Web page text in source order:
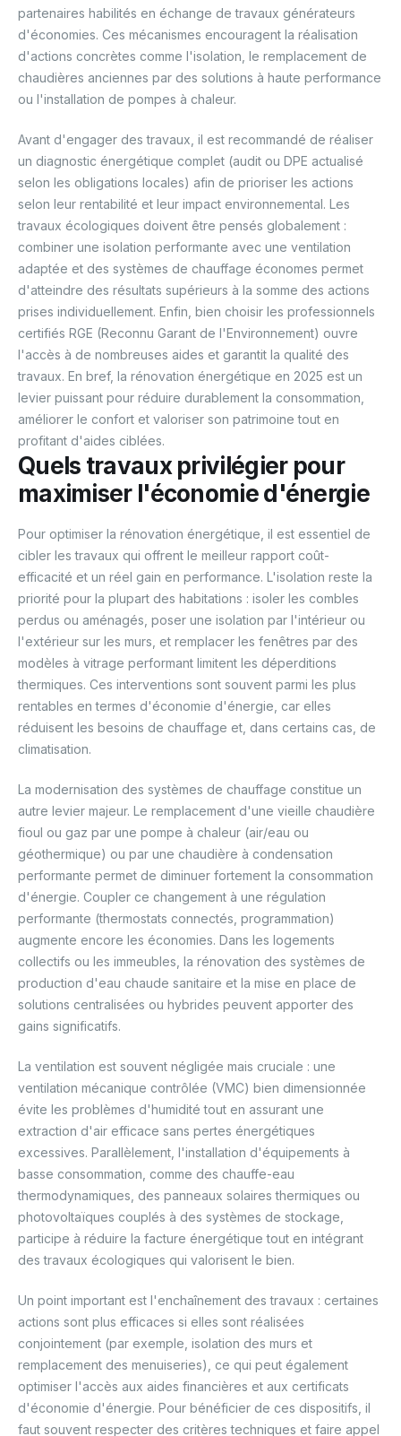
partenaires habilités en échange de travaux générateurs
d'économies. Ces mécanismes encouragent la réalisation
d'actions concrètes comme l'isolation, le remplacement de
chaudières anciennes par des solutions à haute performance
ou l'installation de pompes à chaleur.
Avant d'engager des travaux, il est recommandé de réaliser
un diagnostic énergétique complet (audit ou DPE actualisé
selon les obligations locales) afin de prioriser les actions
selon leur rentabilité et leur impact environnemental. Les
travaux écologiques doivent être pensés globalement :
combiner une isolation performante avec une ventilation
adaptée et des systèmes de chauffage économes permet
d'atteindre des résultats supérieurs à la somme des actions
prises individuellement. Enfin, bien choisir les professionnels
certifiés RGE (Reconnu Garant de l'Environnement) ouvre
l'accès à de nombreuses aides et garantit la qualité des
travaux. En bref, la rénovation énergétique en 2025 est un
levier puissant pour réduire durablement la consommation,
améliorer le confort et valoriser son patrimoine tout en
profitant d'aides ciblées.
Quels travaux privilégier pour
maximiser l'économie d'énergie
Pour optimiser la rénovation énergétique, il est essentiel de
cibler les travaux qui offrent le meilleur rapport coût-
efficacité et un réel gain en performance. L'isolation reste la
priorité pour la plupart des habitations : isoler les combles
perdus ou aménagés, poser une isolation par l'intérieur ou
l'extérieur sur les murs, et remplacer les fenêtres par des
modèles à vitrage performant limitent les déperditions
thermiques. Ces interventions sont souvent parmi les plus
rentables en termes d'économie d'énergie, car elles
réduisent les besoins de chauffage et, dans certains cas, de
climatisation.
La modernisation des systèmes de chauffage constitue un
autre levier majeur. Le remplacement d'une vieille chaudière
fioul ou gaz par une pompe à chaleur (air/eau ou
géothermique) ou par une chaudière à condensation
performante permet de diminuer fortement la consommation
d'énergie. Coupler ce changement à une régulation
performante (thermostats connectés, programmation)
augmente encore les économies. Dans les logements
collectifs ou les immeubles, la rénovation des systèmes de
production d'eau chaude sanitaire et la mise en place de
solutions centralisées ou hybrides peuvent apporter des
gains significatifs.
La ventilation est souvent négligée mais cruciale : une
ventilation mécanique contrôlée (VMC) bien dimensionnée
évite les problèmes d'humidité tout en assurant une
extraction d'air efficace sans pertes énergétiques
excessives. Parallèlement, l'installation d'équipements à
basse consommation, comme des chauffe-eau
thermodynamiques, des panneaux solaires thermiques ou
photovoltaïques couplés à des systèmes de stockage,
participe à réduire la facture énergétique tout en intégrant
des travaux écologiques qui valorisent le bien.
Un point important est l'enchaînement des travaux : certaines
actions sont plus efficaces si elles sont réalisées
conjointement (par exemple, isolation des murs et
remplacement des menuiseries), ce qui peut également
optimiser l'accès aux aides financières et aux certificats
d'économie d'énergie. Pour bénéficier de ces dispositifs, il
faut souvent respecter des critères techniques et faire appel